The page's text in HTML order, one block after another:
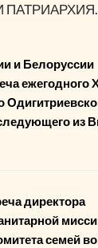
и Белоруссии
ежегодного
из
директора
семей